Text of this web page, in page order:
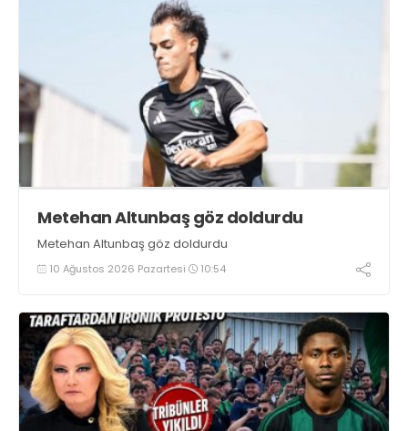
Metehan Altunbaş göz doldurdu
Metehan Altunbaş göz doldurdu
10 Ağustos 2026 Pazartesi 10:54